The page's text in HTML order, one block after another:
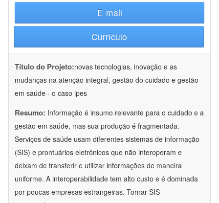
E-mail
Currículo
Título do Projeto:novas tecnologias, inovação e as
mudanças na atenção integral, gestão do cuidado e gestão
em saúde - o caso ipes
Resumo: Informação é insumo relevante para o cuidado e a
gestão em saúde, mas sua produção é fragmentada.
Serviços de saúde usam diferentes sistemas de informação
(SIS) e prontuários eletrônicos que não interoperam e
deixam de transferir e utilizar informações de maneira
uniforme. A interoperabilidade tem alto custo e é dominada
por poucas empresas estrangeiras. Tornar SIS